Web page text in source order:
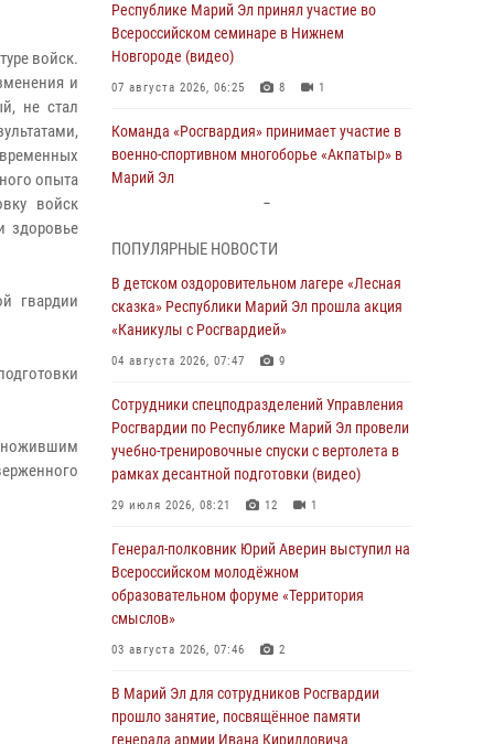
войск.
и
не стал
опыта
войск
здоровье
гвардии
Республике Марий Эл принял участие во
Всероссийском семинаре в Нижнем
Новгороде (видео)
07 августа 2026, 06:25 8 1
Команда «Росгвардия» принимает участие в
военно-спортивном многоборье «Акпатыр» в
Марий Эл
Представитель вневедомственной охраны
Управления Росгвардии по Республике
Марий Эл принял участие в учебно-
методическом сборе Росгвардии в Ижевске
06 августа 2026, 09:37 10
В Марий Эл сотрудники ЛРР Росгвардии за
прошедший месяц провели более 90
проверок мест хранения гражданского
06 августа 2026, 08:00
В Марий Эл сотрудники вневедомственной
охраны Росгвардии за прошедший месяц
задержали 19 нарушителей
05 августа 2026, 09:44
прошло занятие, посвящённое памяти
генерала армии Ивана Кирилловича
ПОПУЛЯРНЫЕ НОВОСТИ
В детском оздоровительном лагере «Лесная
сказка» Республики Марий Эл прошла акция
«Каникулы с Росгвардией»
04 августа 2026, 07:47 9
Сотрудники спецподразделений Управления
Росгвардии по Республике Марий Эл провели
учебно-тренировочные спуски с вертолета в
рамках десантной подготовки (видео)
29 июля 2026, 08:21 12 1
Генерал-полковник Юрий Аверин выступил на
Всероссийском молодёжном
образовательном форуме «Территория
смыслов»
03 августа 2026, 07:46 2
В Марий Эл для сотрудников Росгвардии
прошло занятие, посвящённое памяти
генерала армии Ивана Кирилловича